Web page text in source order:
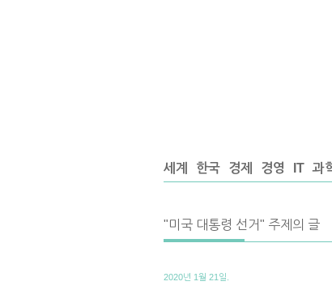
세계 한국 경제 경영 IT 과
"미국 대통령 선거" 주제의 글
2020년 1월 21일.